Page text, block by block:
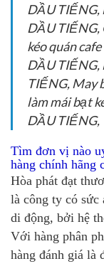
DẦU TIẾNG,
DẦU TIẾNG,
kéo quán
DẦU TIẾNG,
TIẾNG, May
làm mái bạt
DẦU TIẾNG,
Tìm đơn vị nào
hàng chính hãng
Hòa phát đạt
là công ty có
di động, bởi hệ
Với hàng phân
hàng đánh giá là